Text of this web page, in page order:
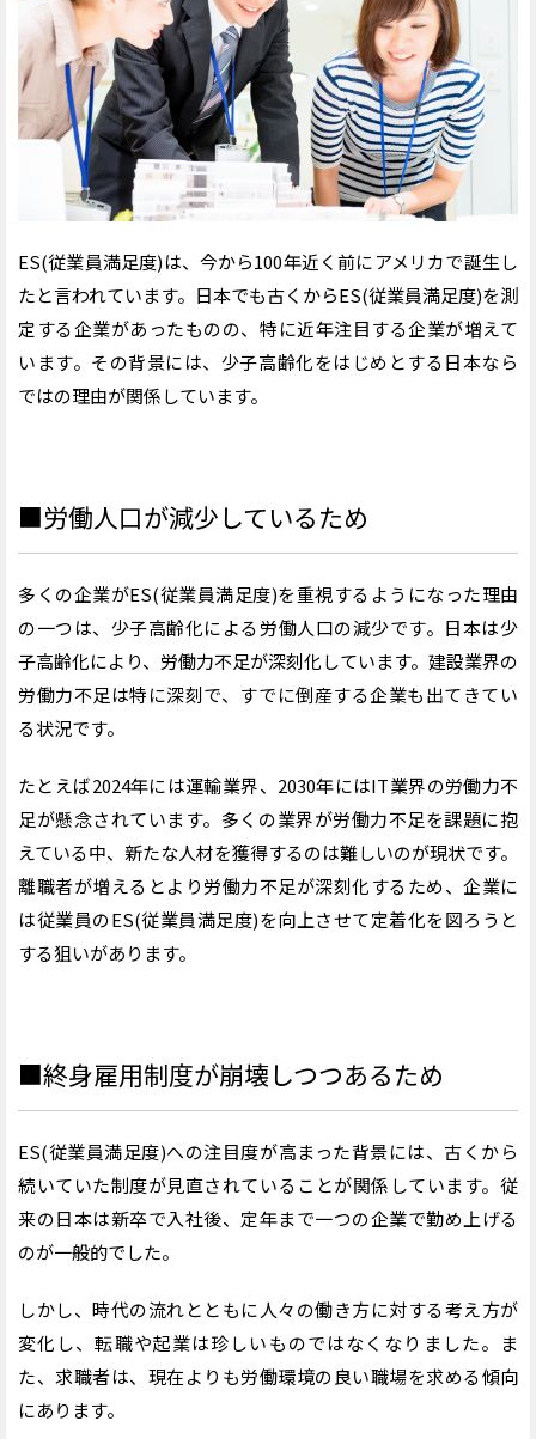
【取り組み例】労働環境を見直す
【取り組み例】福利厚生を充実させる
ES(従業員満足度)の向上にはオフィス環境の見直しも必要
まとめ：調査で課題を見つけてES(従業員満足度)を向上さ
せよう
ES(従業員満足度)は、今から100年近く前にアメリカで誕生し
たと言われています。日本でも古くからES(従業員満足度)を測
定する企業があったものの、特に近年注目する企業が増えて
います。その背景には、少子高齢化をはじめとする日本なら
ではの理由が関係しています。
■労働人口が減少しているため
多くの企業がES(従業員満足度)を重視するようになった理由
の一つは、少子高齢化による労働人口の減少です。日本は少
子高齢化により、労働力不足が深刻化しています。建設業界の
労働力不足は特に深刻で、すでに倒産する企業も出てきてい
る状況です。
たとえば2024年には運輸業界、2030年にはIT業界の労働力不
足が懸念されています。多くの業界が労働力不足を課題に抱
えている中、新たな人材を獲得するのは難しいのが現状です。
離職者が増えるとより労働力不足が深刻化するため、企業に
は従業員のES(従業員満足度)を向上させて定着化を図ろうと
する狙いがあります。
■終身雇用制度が崩壊しつつあるため
ES(従業員満足度)への注目度が高まった背景には、古くから
続いていた制度が見直されていることが関係しています。従
来の日本は新卒で入社後、定年まで一つの企業で勤め上げる
のが一般的でした。
しかし、時代の流れとともに人々の働き方に対する考え方が
変化し、転職や起業は珍しいものではなくなりました。ま
た、求職者は、現在よりも労働環境の良い職場を求める傾向
にあります。